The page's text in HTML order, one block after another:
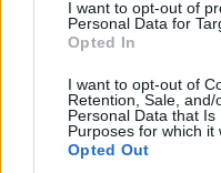
I want to opt-out of
Personal Data for
Opted In
I want to opt-out of
Retention, Sale,
Personal Data that
Purposes for which it
Opted Out
SZÁLLODÁKBAN A VÍZKŐ
Ez a szer tényleg
24 óra